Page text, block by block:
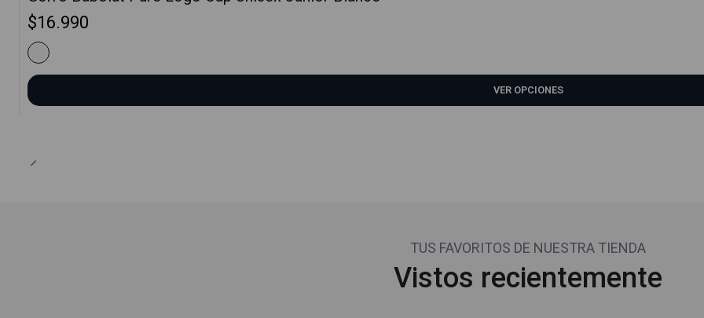
$16.990
VER OPCIONES
TUS FAVORITOS DE NUESTRA TIENDA
Vistos recientemente